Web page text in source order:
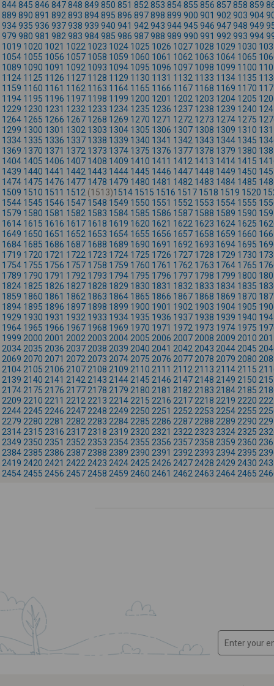
844845 846 847848 849 850 851 852 853 854855 856 857858 859
889 890 891 892 893 894895 896 897898 899 900 901 902 903 904
934935 936 937938 939 940 941 942 943 944945 946 947948 949
979 980 981 982 983 984985 986 987988 989 990 991 992 993 994
1019 1020 1021 1022 1023 1024 1025 1026 1027 1028 1029 1030
1054 1055 1056 1057 1058 1059 1060 1061 1062 1063 1064 1065
1089 1090 1091 1092 1093 1094 1095 1096 1097 1098 1099 1100
1124 1125 1126 1127 1128 1129 1130 1131 1132 1133 1134 1135
1159 1160 1161 1162 1163 1164 1165 1166 1167 1168 1169 1170
1194 1195 1196 1197 1198 1199 1200 1201 1202 1203 1204 1205
1229 1230 1231 1232 1233 1234 1235 1236 1237 1238 1239 1240
1264 1265 1266 1267 1268 1269 1270 1271 1272 1273 1274 1275
1299 1300 1301 1302 1303 1304 1305 1306 1307 1308 1309 1310
1334 1335 1336 1337 1338 1339 1340 1341 1342 1343 1344 1345
1369 1370 1371 1372 1373 1374 1375 1376 1377 1378 1379 1380
1404 1405 1406 1407 1408 1409 1410 1411 1412 1413 1414 1415
1439 1440 1441 1442 1443 1444 1445 1446 1447 1448 1449 1450
1474 1475 1476 1477 1478 1479 1480 1481 1482 1483 1484 1485
1509 1510 1511 1512 (1513)1514 1515 1516 1517 1518 1519 1520
1544 1545 1546 1547 1548 1549 1550 1551 1552 1553 1554 1555
1579 1580 1581 1582 1583 1584 1585 1586 1587 1588 1589 1590
1614 1615 1616 1617 1618 1619 1620 1621 1622 1623 1624 1625
1649 1650 1651 1652 1653 1654 1655 1656 1657 1658 1659 1660
1684 1685 1686 1687 1688 1689 1690 1691 1692 1693 1694 1695
1719 1720 1721 1722 1723 1724 1725 1726 1727 1728 1729 1730
1754 1755 1756 1757 1758 1759 1760 1761 1762 1763 1764 1765
1789 1790 1791 1792 1793 1794 1795 1796 1797 1798 1799 1800
1824 1825 1826 1827 1828 1829 1830 1831 1832 1833 1834 1835
1859 1860 1861 1862 1863 1864 1865 1866 1867 1868 1869 1870
1894 1895 1896 1897 1898 1899 1900 1901 1902 1903 1904 1905
1929 1930 1931 1932 1933 1934 1935 1936 1937 1938 1939 1940
1964 1965 1966 1967 1968 1969 1970 1971 1972 1973 1974 1975
1999 2000 2001 2002 2003 2004 2005 2006 2007 2008 2009 2010
2034 2035 2036 2037 2038 2039 2040 2041 2042 2043 2044 2045
2069 2070 2071 2072 2073 2074 2075 2076 2077 2078 2079 2080
2104 2105 2106 2107 2108 2109 2110 2111 2112 2113 2114 2115
2139 2140 2141 2142 2143 2144 2145 2146 2147 2148 2149 2150
2174 2175 2176 2177 2178 2179 2180 2181 2182 2183 2184 2185
2209 2210 2211 2212 2213 2214 2215 2216 2217 2218 2219 2220
2244 2245 2246 2247 2248 2249 2250 2251 2252 2253 2254 2255
2279 2280 2281 2282 2283 2284 2285 2286 2287 2288 2289 2290
2314 2315 2316 2317 2318 2319 2320 2321 2322 2323 2324 2325
2349 2350 2351 2352 2353 2354 2355 2356 2357 2358 2359 2360
2384 2385 2386 2387 2388 2389 2390 2391 2392 2393 2394 2395
2419 2420 2421 2422 2423 2424 2425 2426 2427 2428 2429 2430
2454 2455 2456 2457 2458 2459 2460 2461 2462 2463 2464 2465